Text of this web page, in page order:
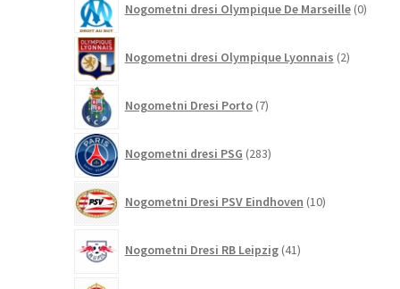
Nogometni dresi Olympique De Marseille 0
Nogometni dresi Olympique Lyonnais 2izdelka
Nogometni Dresi Porto 7izdelkov
Nogometni dresi PSG 283izdelkov
Nogometni Dresi PSV Eindhoven 10izdelkov
Nogometni Dresi RB Leipzig 41izdelkov